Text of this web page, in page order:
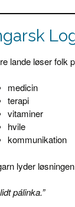
lande løser folk
medicin
terapi
vitaminer
hvile
kommunikation
lyder
pálinka.”